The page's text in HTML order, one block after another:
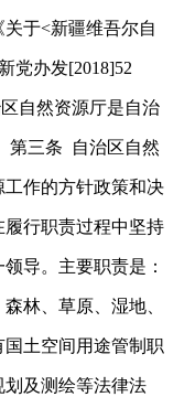
于<新疆维吾尔自
党办发[2018]52
自然资源厅是自治
第三条 自治区自然
作的方针政策和决
行职责过程中坚持
导。主要职责是：
林、草原、湿地、
土空间用途管制职
及测绘等法律法